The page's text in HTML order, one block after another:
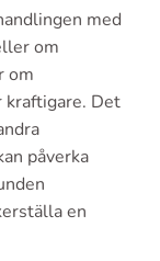
med
om
om
Det
påverka
en